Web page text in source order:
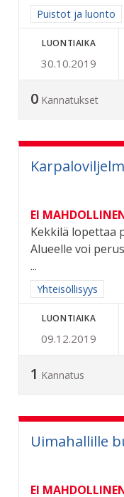
Rajaa tulokset
Puistot ja luonto
LUONTIAIKA
30.10.2019
0 Kannatukset
EI
Kekkilä lopettaa
Alueelle voi
...
Rajaa tulokset
Yhteisöllisyys
LUONTIAIKA
09.12.2019
1 Kannatus
Uimahallille
EI